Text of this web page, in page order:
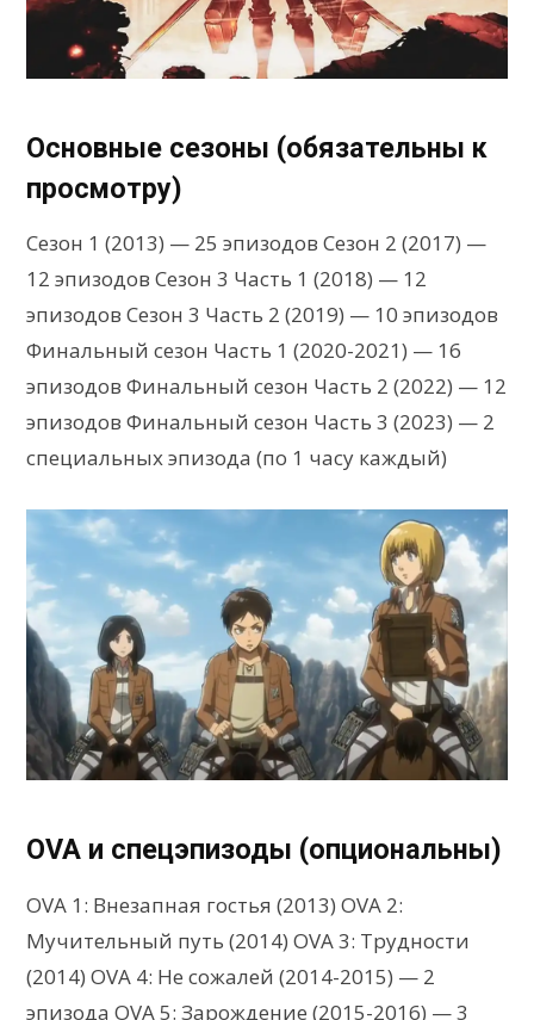
Основные сезоны (обязательны к
просмотру)
Сезон 1 (2013) — 25 эпизодов Сезон 2 (2017) —
12 эпизодов Сезон 3 Часть 1 (2018) — 12
эпизодов Сезон 3 Часть 2 (2019) — 10 эпизодов
Финальный сезон Часть 1 (2020-2021) — 16
эпизодов Финальный сезон Часть 2 (2022) — 12
эпизодов Финальный сезон Часть 3 (2023) — 2
специальных эпизода (по 1 часу каждый)
OVA и спецэпизоды (опциональны)
OVA 1: Внезапная гостья (2013) OVA 2:
Мучительный путь (2014) OVA 3: Трудности
(2014) OVA 4: Не сожалей (2014-2015) — 2
эпизода OVA 5: Зарождение (2015-2016) — 3